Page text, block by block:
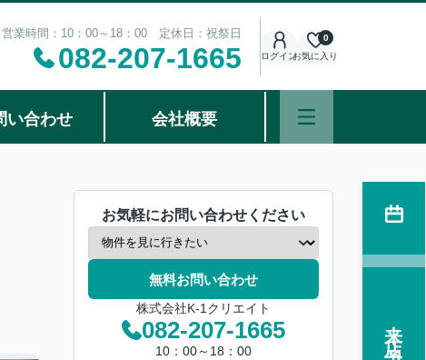
営業時間：10：00～18：00 定休日：祝祭日
082-207-1665 ログインお気に入り
0
い合わせ 会社概要
お気軽にお問い合わせください
無料お問い合わせ
株式会社K-1クリエイト
082-207-1665
10：00～18：00
来店予約